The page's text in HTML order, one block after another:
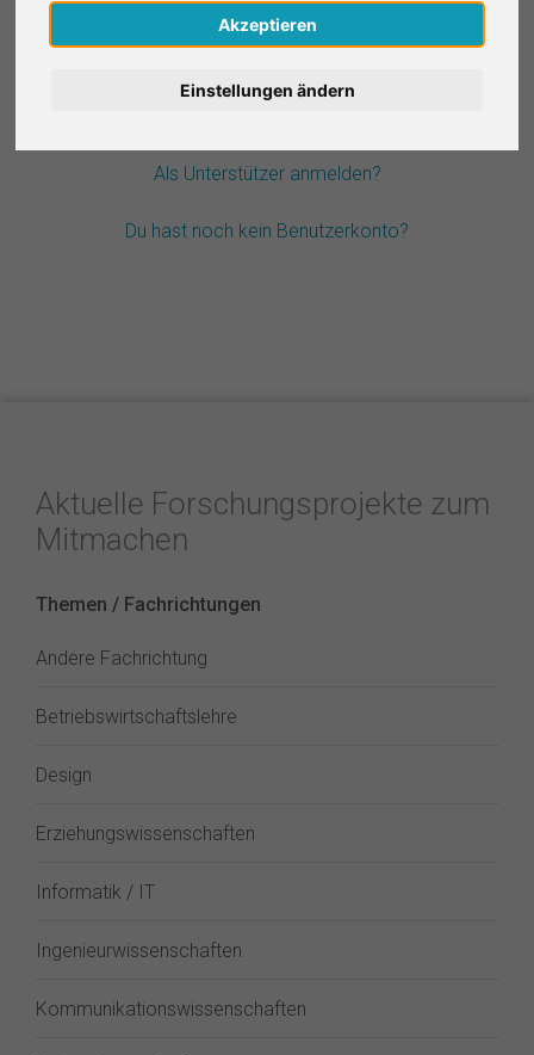
Akzeptieren
Einstellungen ändern
Passwort vergessen?
Als Unterstützer anmelden?
Du hast noch kein Benutzerkonto?
Aktuelle Forschungsprojekte zum
Mitmachen
Themen / Fachrichtungen
Andere Fachrichtung
Betriebswirtschaftslehre
Design
Erziehungswissenschaften
Informatik / IT
Ingenieurwissenschaften
Kommunikationswissenschaften
Nederlands